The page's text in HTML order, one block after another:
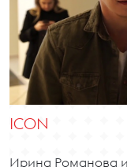
ICON
Ирина Романова